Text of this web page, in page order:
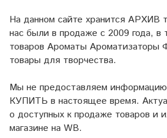
На данном сайте хранится АРХИВ
нас были в продаже с 2009 года, в
товаров Ароматы Ароматизаторы
товары для творчества.
Мы не предоставляем
КУПИТЬ в настоящее время.
о доступных к продаже товаров и
магазине на WB.